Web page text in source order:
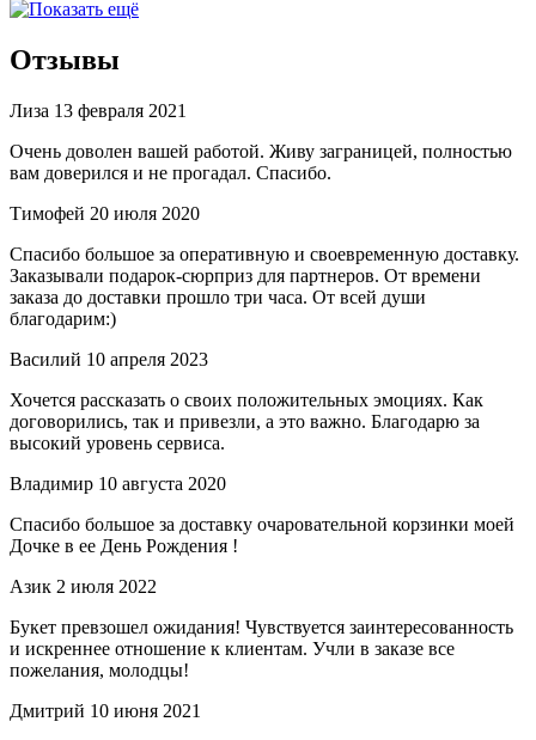
Отзывы
Лиза 13 февраля 2021
Очень доволен вашей работой. Живу заграницей, полностью
вам доверился и не прогадал. Спасибо.
Тимофей 20 июля 2020
Спасибо большое за оперативную и своевременную доставку.
Заказывали подарок-сюрприз для партнеров. От времени
заказа до доставки прошло три часа. От всей души
благодарим:)
Василий 10 апреля 2023
Хочется рассказать о своих положительных эмоциях. Как
договорились, так и привезли, а это важно. Благодарю за
высокий уровень сервиса.
Владимир 10 августа 2020
Спасибо большое за доставку очаровательной корзинки моей
Дочке в ее День Рождения !
Азик 2 июля 2022
Букет превзошел ожидания! Чувствуется заинтересованность
и искреннее отношение к клиентам. Учли в заказе все
пожелания, молодцы!
Дмитрий 10 июня 2021